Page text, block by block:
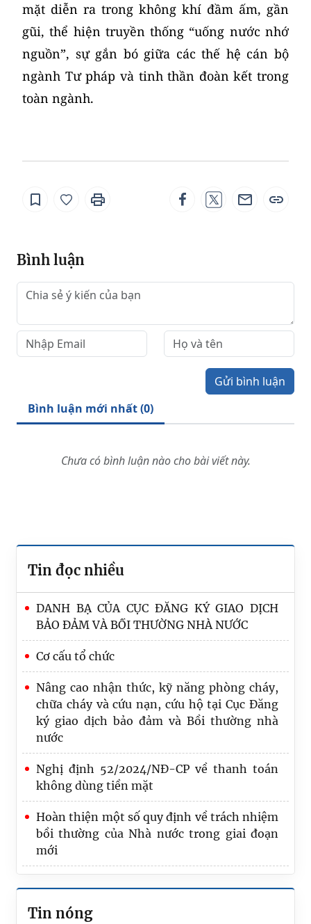
mặt diễn ra trong không khí đầm ấm, gần
gũi, thể hiện truyền thống “uống nước nhớ
nguồn”, sự gắn bó giữa các thế hệ cán bộ
ngành Tư pháp và tinh thần đoàn kết trong
toàn ngành.
Bình luận
Gửi bình luận
Bình luận mới nhất (0)
Chưa có bình luận nào cho bài viết này.
Tin đọc nhiều
DANH BẠ CỦA CỤC ĐĂNG KÝ GIAO DỊCH
BẢO ĐẢM VÀ BỒI THƯỜNG NHÀ NƯỚC
Cơ cấu tổ chức
Nâng cao nhận thức, kỹ năng phòng cháy,
chữa cháy và cứu nạn, cứu hộ tại Cục Đăng
ký giao dịch bảo đảm và Bồi thường nhà
nước
Nghị định 52/2024/NĐ-CP về thanh toán
không dùng tiền mặt
Hoàn thiện một số quy định về trách nhiệm
bồi thường của Nhà nước trong giai đoạn
mới
Tin nóng